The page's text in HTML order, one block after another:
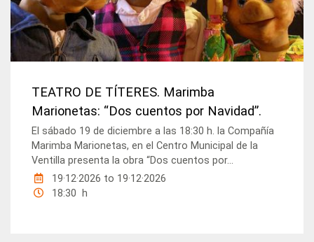
TEATRO DE TÍTERES. Marimba
Marionetas: “Dos cuentos por Navidad”.
El sábado 19 de diciembre a las 18:30 h. la Compañía
Marimba Marionetas, en el Centro Municipal de la
Ventilla presenta la obra “Dos cuentos por...
19·12·2026 to 19·12·2026
18:30 h